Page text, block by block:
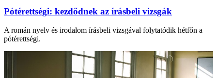
Pótérettségi: kezdődnek az írásbeli vizsgák
A román nyelv és irodalom írásbeli vizsgával folytatódik hétfőn a
pótérettségi.